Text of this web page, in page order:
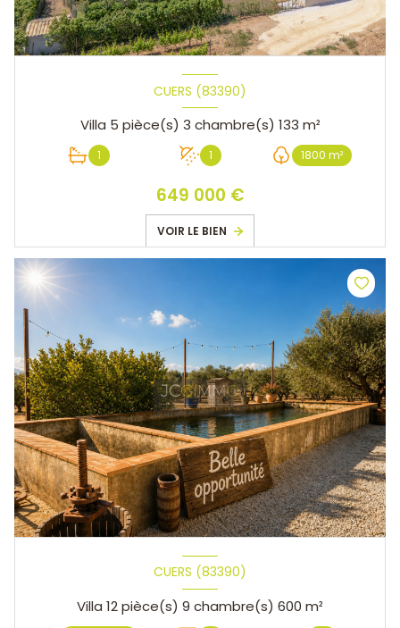
CUERS (83390)
Villa 5 pièce(s) 3 chambre(s) 133 m²
1 1 1800 m²
649 000 €
VOIR LE BIEN
CUERS (83390)
Villa 12 pièce(s) 9 chambre(s) 600 m²